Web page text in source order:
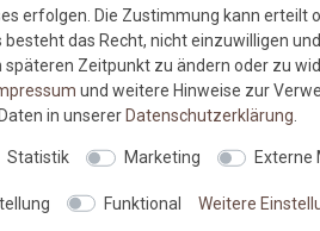
AUCH
Verlegetipps und neueste
erfolgen. Die Zustimmung kann erteilt
besteht das Recht, nicht einzuwilligen
späteren Zeitpunkt zu ändern oder zu
und weitere Hinweise zur
in unserer Daten­schutz­erklärung
Statistik Marketing Externe
Funktional Weitere